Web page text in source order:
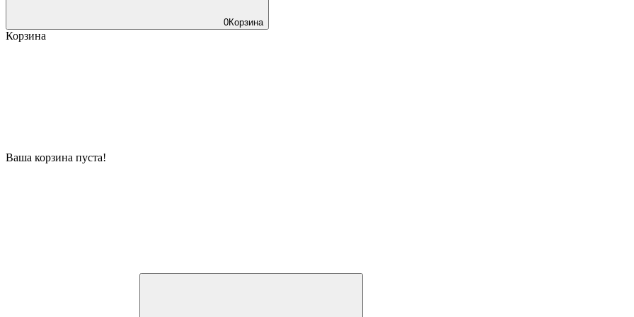
0Корзина
Корзина
Ваша корзина пуста!